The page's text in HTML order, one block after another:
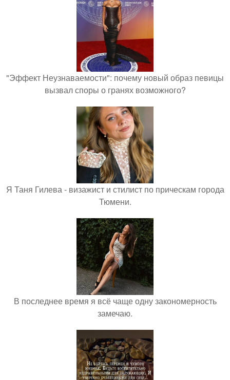
"Эффект Неузнаваемости": почему новый образ певицы
вызвал споры о гранях возможного?
Я Таня Гилева - визажист и стилист по прическам города
Тюмени.
В последнее время я всё чаще одну закономерность
замечаю.